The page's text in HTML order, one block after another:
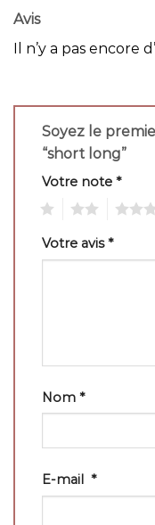
Avis
Il n’y a pas encore
Soyez le
“short long”
Votre note *
Votre avis*
Nom *
E-mail *